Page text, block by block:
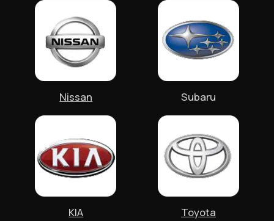
РАБОТАЕМ
НА СОВЕСТЬ
НАШИ МАСТЕРА
Только штатные специалисты, нет
временных и приглашенных со стороны
людей. Как может быть в других центрах.
И ОТНОСИМСЯ ВНИМАТЕЛЬНО
К КЛИЕНТАМ